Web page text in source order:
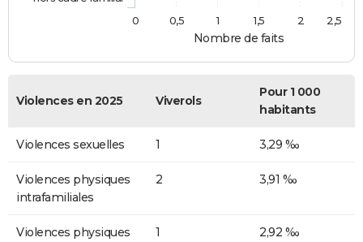
Nombre de faits
0
0,5 1 1,5 2 2,5
Violences en 2025 Viverols
Pour 1 000
habitants
Violences sexuelles 1 3,29 ‰
Violences physiques
intrafamiliales
2 3,91 ‰
Violences physiques
1 2,92 ‰